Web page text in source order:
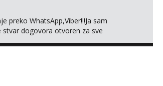
preko WhatsApp,Viber!!!Ja sam
stvar dogovora otvoren za sve